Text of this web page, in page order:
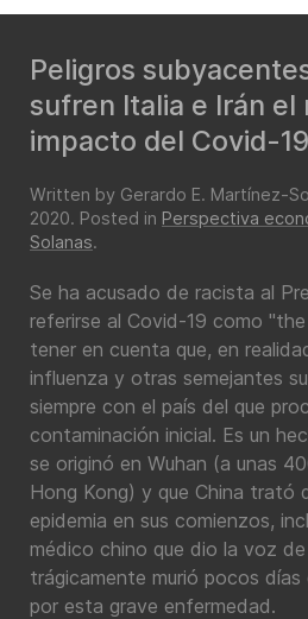
Peligros
sufren Italia e Irán el
impacto del Covid-
Written by Gerardo E. Martínez-
2020. Posted in Perspectiva
Solanas.
Se ha acusado de racista al
referirse al Covid-19 como "the
tener en cuenta que, en
influenza y otras semejantes
siempre con el país del que
contaminación inicial. Es un
se originó en Wuhan (a unas
Hong Kong) y que China trató
epidemia en sus comienzos,
médico chino que dio la voz de
trágicamente murió pocos días
por esta grave enfermedad.